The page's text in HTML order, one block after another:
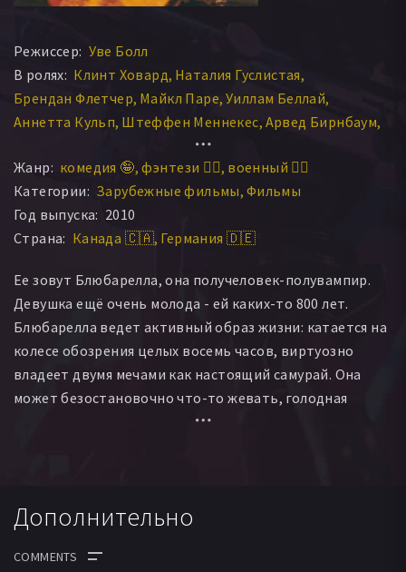
Режиссер: Уве Болл
В ролях: Клинт Ховард Наталия Гуслистая
Брендан Флетчер Майкл Паре Уиллам Беллай
Аннетта Кульп Штеффен Меннекес Арвед Бирнбаум
Ник Голдман Славен Спанович
Люка Перос Линдсэй Холлистер Горан Манич
Дамир Полийчак Миран Курспахич Душан Букан
Дора Липовкан Петар Бенчич
Даворка Товило Катарина Брозинчевич
Славика Коска-Врлази Марк Болдин Митя Смилянич
Хрвое Докоза Карло Перван Далибор Бркич
Вжекослав Катусин
Жанр: комедия 🤪 фэнтези 🧝‍♂️ военный 👨‍✈️
Категории: Зарубежные фильмы Фильмы
Год выпуска: 2010
Страна: Канада 🇨🇦 Германия 🇩🇪
Ее зовут Блюбарелла, она получеловек-полувампир.
Девушка ещё очень молода - ей каких-то 800 лет.
Блюбарелла ведет активный образ жизни: катается на
колесе обозрения целых восемь часов, виртуозно
владеет двумя мечами как настоящий самурай. Она
может безостановочно что-то жевать, голодная
Блюбарелла опасна вдвойне! Оказавшись в Германии
Дополнительно